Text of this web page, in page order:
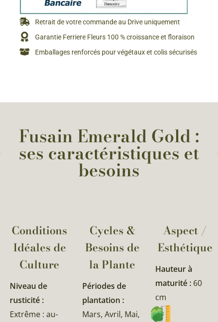
Retrait de votre commande au Drive uniquement
Garantie Ferriere Fleurs 100 % croissance et floraison
Emballages renforcés pour végétaux et colis sécurisés
Fusain Emerald Gold :
ses caractéristiques et
besoins
Conditions
Idéales de
Culture
Niveau de
rusticité :
Extrême : au-
Cycles &
Besoins de
la Plante​
Périodes de
plantation :
Mars, Avril, Mai,
Aspect /
Esthétique
Hauteur à
maturité : 60
cm